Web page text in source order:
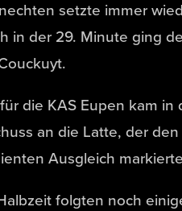
setzte immer
in der 29. Minute ging
die KAS Eupen kam
an die Latte, der
Ausgleich
folgten noch